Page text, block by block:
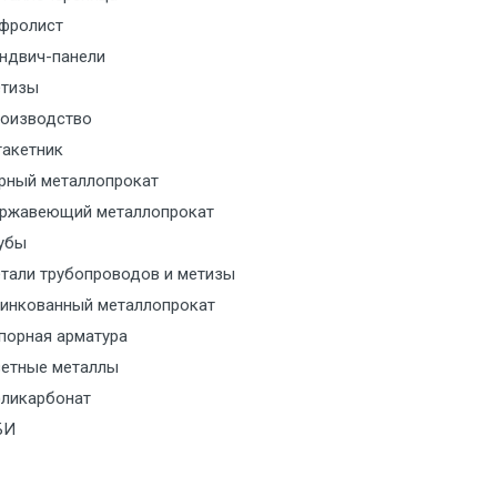
за МКАД
за МКАД
с транспортным
с транспортным
с транспортным
с транспортным
панели
металлопрокат
металлопрокат
трубопроводов и метизы
металлопрокат
арматура
металлы